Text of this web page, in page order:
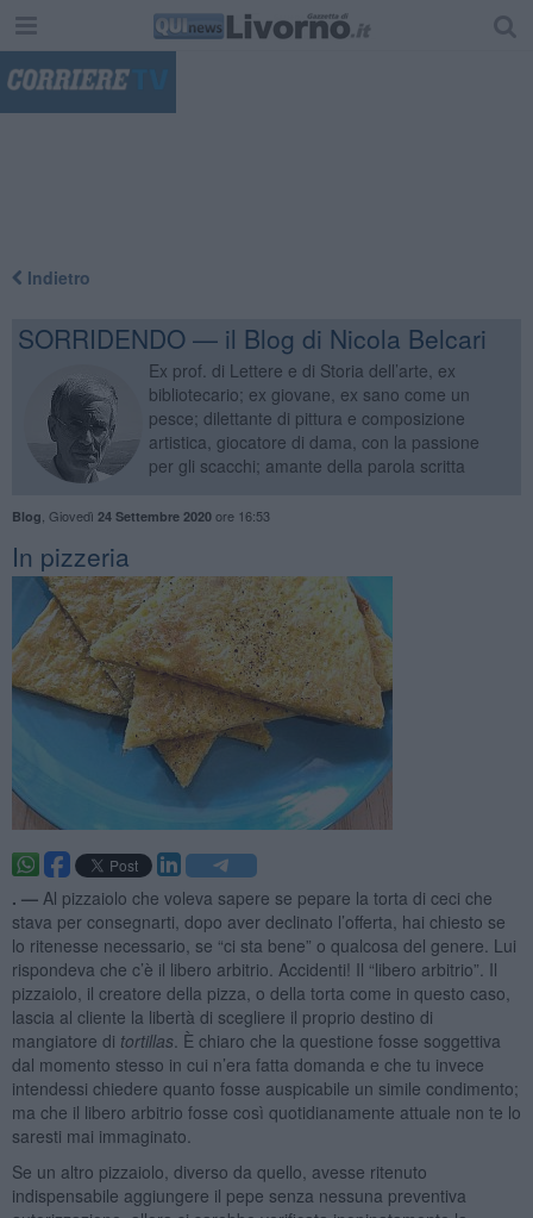
Indietro
SORRIDENDO — il Blog di Nicola Belcari
Ex prof. di Lettere e di Storia dell’arte, ex
bibliotecario; ex giovane, ex sano come un
pesce; dilettante di pittura e composizione
artistica, giocatore di dama, con la passione
per gli scacchi; amante della parola scritta
Blog Giovedì 24 Settembre 2020ore 16:53
In pizzeria
. — Al pizzaiolo che voleva sapere se pepare la torta di ceci che
stava per consegnarti, dopo aver declinato l’offerta, hai chiesto se
lo ritenesse necessario, se “ci sta bene” o qualcosa del genere. Lui
rispondeva che c’è il libero arbitrio. Accidenti! Il “libero arbitrio”. Il
pizzaiolo, il creatore della pizza, o della torta come in questo caso,
lascia al cliente la libertà di scegliere il proprio destino di
mangiatore di tortillas. È chiaro che la questione fosse soggettiva
dal momento stesso in cui n’era fatta domanda e che tu invece
intendessi chiedere quanto fosse auspicabile un simile condimento;
ma che il libero arbitrio fosse così quotidianamente attuale non te lo
saresti mai immaginato.
Se un altro pizzaiolo, diverso da quello, avesse ritenuto
indispensabile aggiungere il pepe senza nessuna preventiva